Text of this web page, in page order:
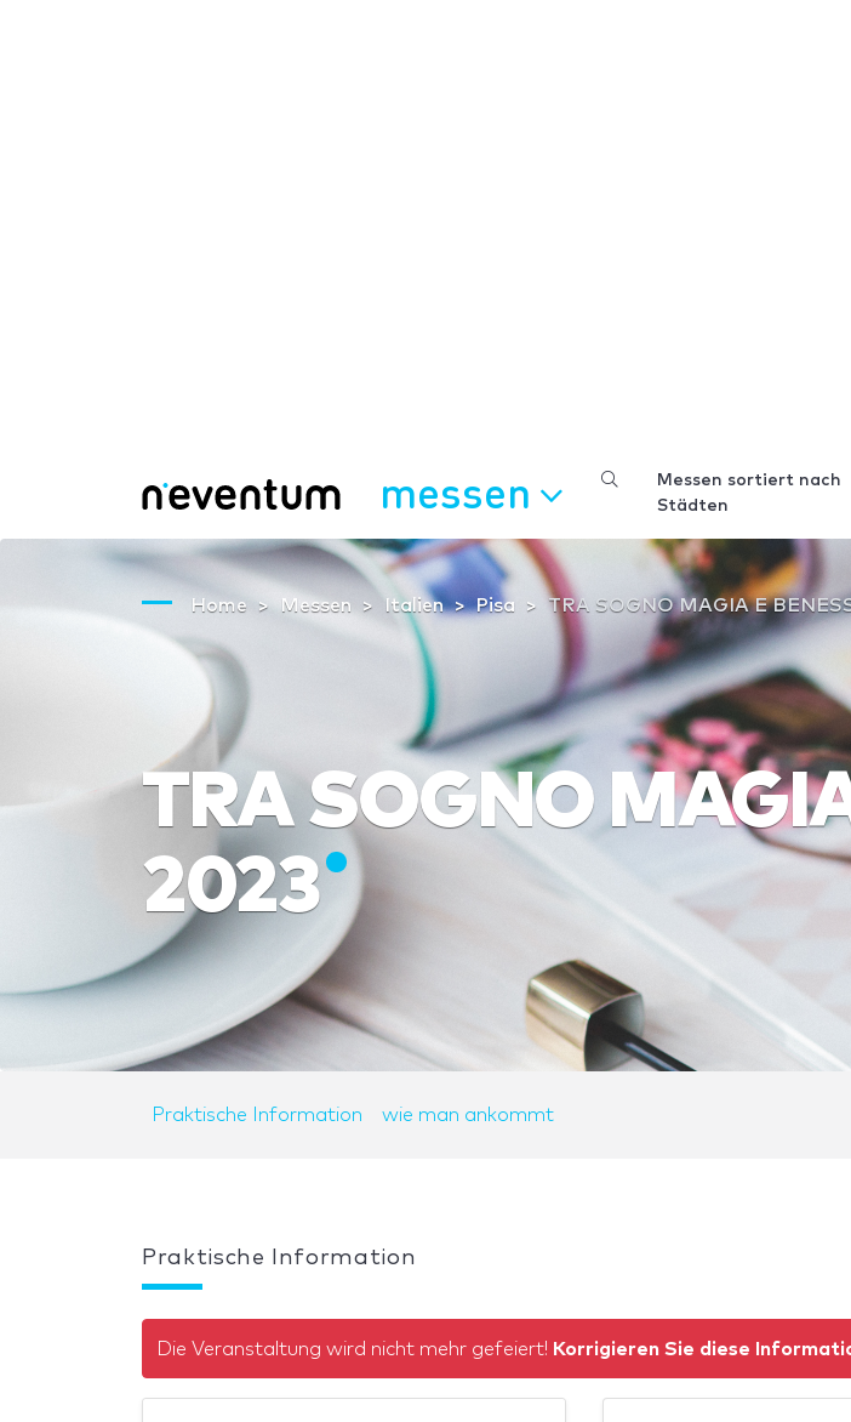
messen
Messen sortiert nach
Städten
Home Messen Italien Pisa TRA SOGNO MAGIA E
TRA SOGNO
2023
Praktische Information wie man ankommt
Praktische Information
Die Veranstaltung wird nicht mehr gefeiert! Korrigieren Sie diese